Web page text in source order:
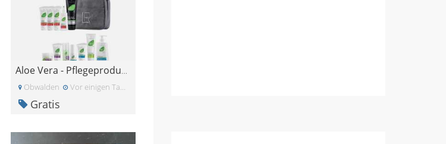
Aloe Vera - Pflegeprodukte
Obwalden Vor einigen Tagen
Gratis